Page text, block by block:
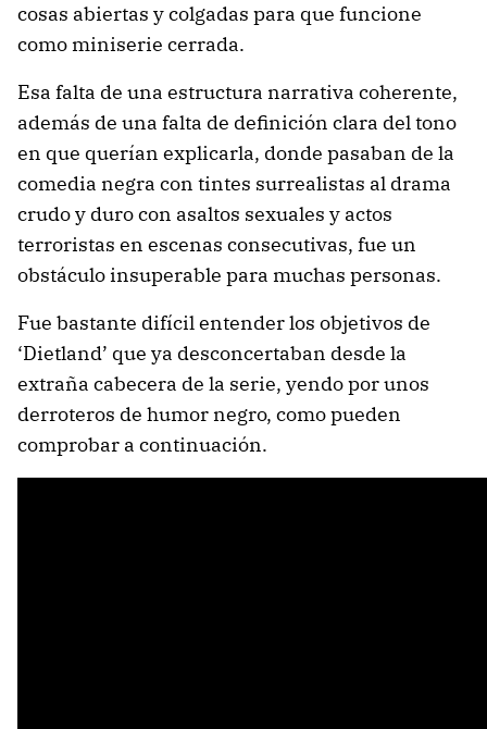
cosas abiertas y colgadas para que funcione
como miniserie cerrada.
Esa falta de una estructura narrativa coherente,
además de una falta de definición clara del tono
en que querían explicarla, donde pasaban de la
comedia negra con tintes surrealistas al drama
crudo y duro con asaltos sexuales y actos
terroristas en escenas consecutivas, fue un
obstáculo insuperable para muchas personas.
Fue bastante difícil entender los objetivos de
‘Dietland’ que ya desconcertaban desde la
extraña cabecera de la serie, yendo por unos
derroteros de humor negro, como pueden
comprobar a continuación.